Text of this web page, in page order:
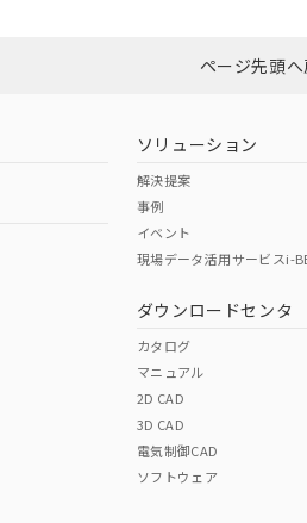
（日本
（アメ
その他の
ページ先頭へ
ソリューション
解決提案
事例
イベント
現場データ活用サービスi-
ダウンロードセンタ
カタログ
マニュアル
2D CAD
3D CAD
電気制御CAD
ソフトウェア